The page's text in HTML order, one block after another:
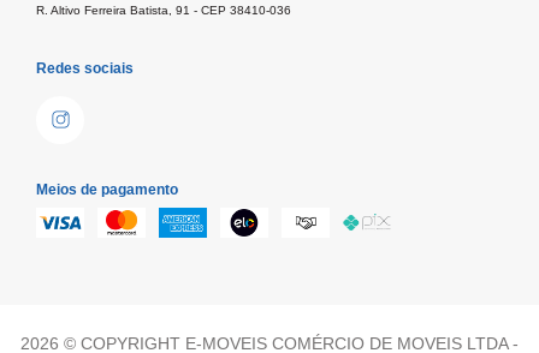
R. Altivo Ferreira Batista, 91 - CEP 38410-036
Redes sociais
Meios de pagamento
2026 © COPYRIGHT E-MOVEIS COMÉRCIO DE MOVEIS LTDA -